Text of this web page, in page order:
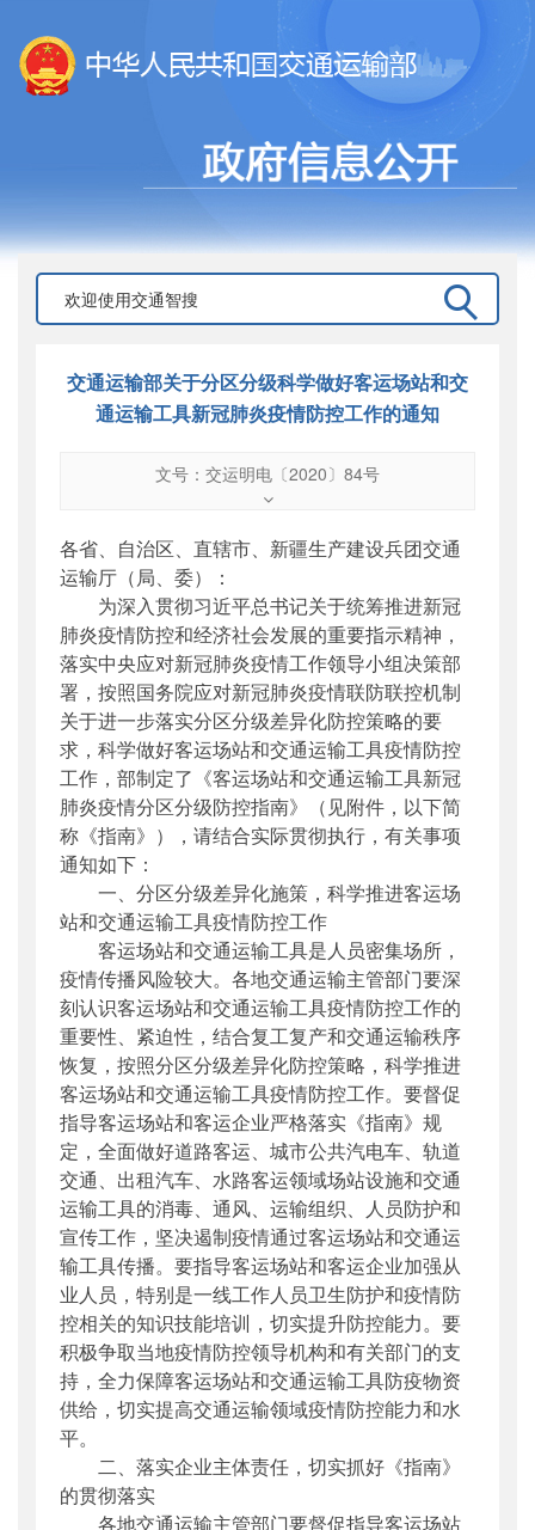
交通运输部关于分区分级科学做好客运场站和交
通运输工具新冠肺炎疫情防控工作的通知
文号：交运明电〔2020〕84号
交运明电〔2020〕84号
公开日期：2020年03月02日
主题词：
客运场站;交通运输工具;疫情防控
机构分类：运输服务司
主题分类：应急管理
公文类型：部明电或部办公厅明电
各省、自治区、直辖市、新疆生产建设兵团交通
运输厅（局、委）：
为深入贯彻习近平总书记关于统筹推进新冠
肺炎疫情防控和经济社会发展的重要指示精神，
落实中央应对新冠肺炎疫情工作领导小组决策部
署，按照国务院应对新冠肺炎疫情联防联控机制
关于进一步落实分区分级差异化防控策略的要
求，科学做好客运场站和交通运输工具疫情防控
工作，部制定了《客运场站和交通运输工具新冠
肺炎疫情分区分级防控指南》（见附件，以下简
称《指南》），请结合实际贯彻执行，有关事项
通知如下：
一、分区分级差异化施策，科学推进客运场
站和交通运输工具疫情防控工作
客运场站和交通运输工具是人员密集场所，
疫情传播风险较大。各地交通运输主管部门要深
刻认识客运场站和交通运输工具疫情防控工作的
重要性、紧迫性，结合复工复产和交通运输秩序
恢复，按照分区分级差异化防控策略，科学推进
客运场站和交通运输工具疫情防控工作。要督促
指导客运场站和客运企业严格落实《指南》规
定，全面做好道路客运、城市公共汽电车、轨道
交通、出租汽车、水路客运领域场站设施和交通
运输工具的消毒、通风、运输组织、人员防护和
宣传工作，坚决遏制疫情通过客运场站和交通运
输工具传播。要指导客运场站和客运企业加强从
业人员，特别是一线工作人员卫生防护和疫情防
控相关的知识技能培训，切实提升防控能力。要
积极争取当地疫情防控领导机构和有关部门的支
持，全力保障客运场站和交通运输工具防疫物资
供给，切实提高交通运输领域疫情防控能力和水
平。
二、落实企业主体责任，切实抓好《指南》
的贯彻落实
各地交通运输主管部门要督促指导客运场站